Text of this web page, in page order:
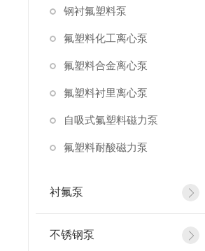
钢衬氟塑料泵
氟塑料化工离心泵
氟塑料合金离心泵
氟塑料衬里离心泵
自吸式氟塑料磁力泵
氟塑料耐酸磁力泵
衬氟泵
不锈钢泵